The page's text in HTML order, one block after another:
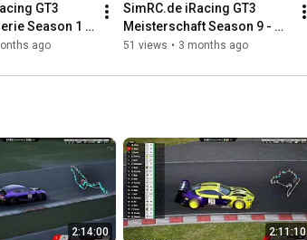
GT3
Season 1 -
-
ago
SimRC.de iRacing GT3
Meisterschaft Season 9 -
Rennen 4 - Montreal) -
51 views • 3 months ago
2:14:00 2:11:10